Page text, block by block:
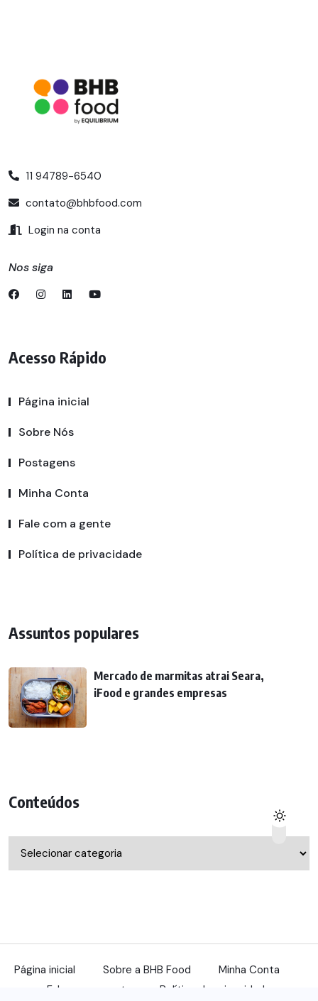
11 94789-6540
contato@bhbfood.com
Login na conta
Nos siga
Acesso Rápido
Página inicial
Sobre Nós
Postagens
Minha Conta
Fale com a gente
Política de privacidade
Assuntos populares
Mercado de marmitas atrai Seara,
iFood e grandes empresas
Conteúdos
Conteúdos
Página inicial Sobre a BHB Food
Minha Conta
Fale com a gente
Política de privacidade